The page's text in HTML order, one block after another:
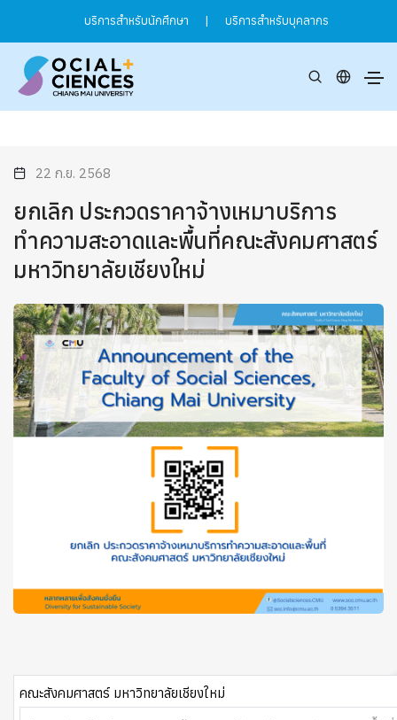
บริการสำหรับนักศึกษา | บริการสำหรับบุคลากร
22 ก.ย. 2568
ยกเลิก ประกวดราคาจ้างเหมาบริการ
ทำความสะอาดและพื้นที่คณะสังคมศาสตร์
มหาวิทยาลัยเชียงใหม่
คณะสังคมศาสตร์ มหาวิทยาลัยเชียงใหม่